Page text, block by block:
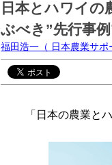
日本とハワイの
ぶべき”先行事
福田浩一 （ 日本農業サ
「日本の農業とハ